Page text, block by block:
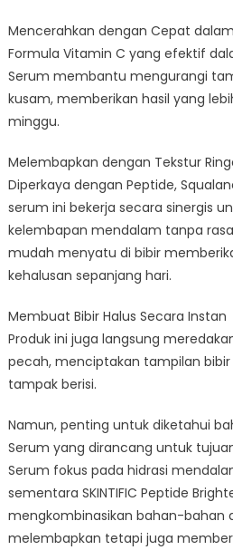
Mencerahkan dengan Cepat dalam
Formula Vitamin C yang efektif
Serum membantu mengurangi
kusam, memberikan hasil yang
minggu.
Melembapkan dengan Tekstur
Diperkaya dengan Peptide,
serum ini bekerja secara sinergis
kelembapan mendalam tanpa
mudah menyatu di bibir
kehalusan sepanjang hari.
Membuat Bibir Halus Secara Instan
Produk ini juga langsung
pecah, menciptakan tampilan
tampak berisi.
Namun, penting untuk diketahui
Serum yang dirancang untuk
Serum fokus pada hidrasi
sementara SKINTIFIC Peptide
mengkombinasikan bahan-bahan
melembapkan tetapi juga